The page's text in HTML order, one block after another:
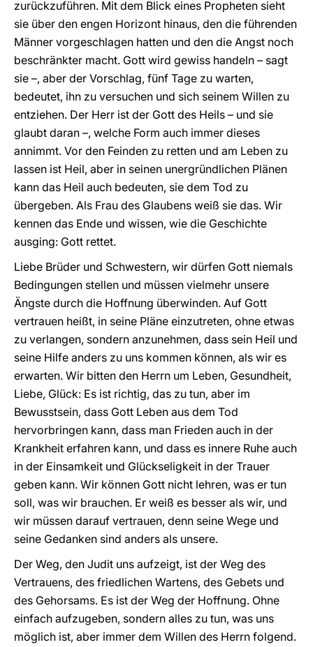
zurückzuführen. Mit dem Blick eines Propheten sieht
sie über den engen Horizont hinaus, den die führenden
Männer vorgeschlagen hatten und den die Angst noch
beschränkter macht. Gott wird gewiss handeln – sagt
sie –, aber der Vorschlag, fünf Tage zu warten,
bedeutet, ihn zu versuchen und sich seinem Willen zu
entziehen. Der Herr ist der Gott des Heils – und sie
glaubt daran –, welche Form auch immer dieses
annimmt. Vor den Feinden zu retten und am Leben zu
lassen ist Heil, aber in seinen unergründlichen Plänen
kann das Heil auch bedeuten, sie dem Tod zu
übergeben. Als Frau des Glaubens weiß sie das. Wir
kennen das Ende und wissen, wie die Geschichte
ausging: Gott rettet.
Liebe Brüder und Schwestern, wir dürfen Gott niemals
Bedingungen stellen und müssen vielmehr unsere
Ängste durch die Hoffnung überwinden. Auf Gott
vertrauen heißt, in seine Pläne einzutreten, ohne etwas
zu verlangen, sondern anzunehmen, dass sein Heil und
seine Hilfe anders zu uns kommen können, als wir es
erwarten. Wir bitten den Herrn um Leben, Gesundheit,
Liebe, Glück: Es ist richtig, das zu tun, aber im
Bewusstsein, dass Gott Leben aus dem Tod
hervorbringen kann, dass man Frieden auch in der
Krankheit erfahren kann, und dass es innere Ruhe auch
in der Einsamkeit und Glückseligkeit in der Trauer
geben kann. Wir können Gott nicht lehren, was er tun
soll, was wir brauchen. Er weiß es besser als wir, und
wir müssen darauf vertrauen, denn seine Wege und
seine Gedanken sind anders als unsere.
Der Weg, den Judit uns aufzeigt, ist der Weg des
Vertrauens, des friedlichen Wartens, des Gebets und
des Gehorsams. Es ist der Weg der Hoffnung. Ohne
einfach aufzugeben, sondern alles zu tun, was uns
möglich ist, aber immer dem Willen des Herrn folgend.